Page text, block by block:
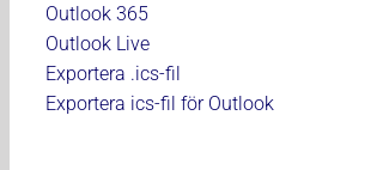
Outlook 365
Outlook Live
Exportera .ics-fil
Exportera ics-fil för Outlook